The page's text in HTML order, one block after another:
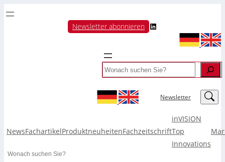
Newsletter abonnieren LinkedIn
Search
Newsletter LinkedIn
NewsFachartikelProduktneuheitenFachzeitschrift
inVISION
Top
Innovations
Search